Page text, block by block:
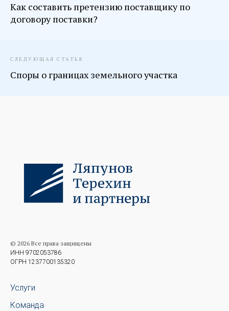
Как составить претензию поставщику по
договору поставки?
СЛЕДУЮЩАЯ СТАТЬЯ
Споры о границах земельного участка
© 2026 Все права защищены
ИНН 9702053786
ОГРН 1237700135320
Услуги
Команда